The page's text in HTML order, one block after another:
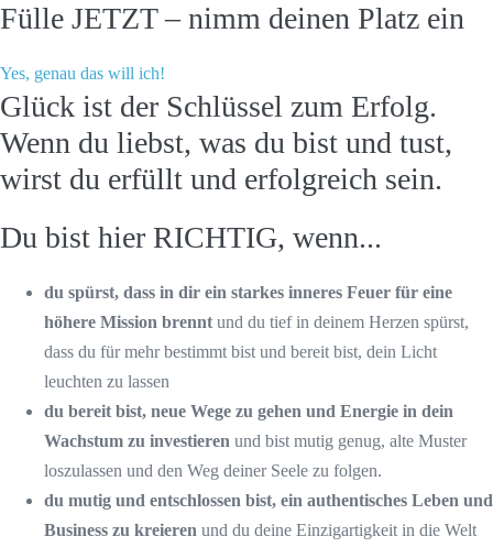
Fülle JETZT – nimm deinen Platz ein
Yes, genau das will ich!
Glück ist der Schlüssel zum Erfolg.
Wenn du liebst, was du bist und tust,
wirst du erfüllt und erfolgreich sein.
Du bist hier RICHTIG, wenn...
du spürst, dass in dir ein starkes inneres Feuer für eine
höhere Mission brennt und du tief in deinem Herzen spürst,
dass du für mehr bestimmt bist und bereit bist, dein Licht
leuchten zu lassen
du bereit bist, neue Wege zu gehen und Energie in dein
Wachstum zu investieren und bist mutig genug, alte Muster
loszulassen und den Weg deiner Seele zu folgen.
du mutig und entschlossen bist, ein authentisches Leben und
Business zu kreieren und du deine Einzigartigkeit in die Welt